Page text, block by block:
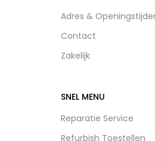
Adres &
Contact
Zakelijk
SNEL MENU
Reparatie Service
Refurbish Toestellen